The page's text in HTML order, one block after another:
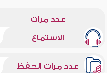
عدد مرات
الاستماع
عدد مرات الحفظ